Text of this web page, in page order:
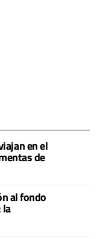
en el
de
al fondo
la